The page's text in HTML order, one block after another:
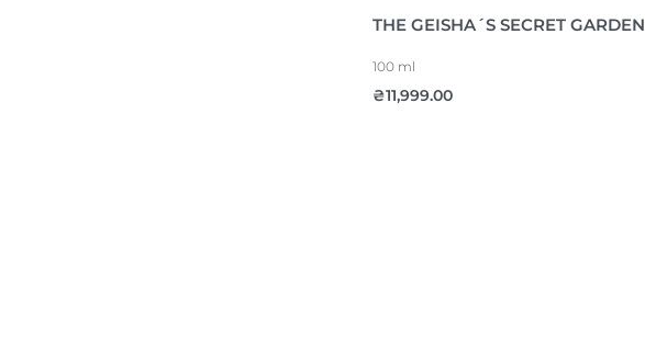
THE GEISHA´S SECRET GARDEN
100 ml
₴11,999.00